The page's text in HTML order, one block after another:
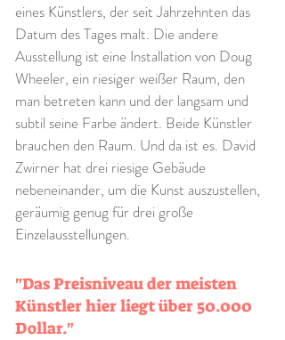
eines Künstlers, der seit Jahrzehnten das
Datum des Tages malt. Die andere
Ausstellung ist eine Installation von Doug
Wheeler, ein riesiger weißer Raum, den
man betreten kann und der langsam und
subtil seine Farbe ändert. Beide Künstler
brauchen den Raum. Und da ist es. David
Zwirner hat drei riesige Gebäude
nebeneinander, um die Kunst auszustellen,
geräumig genug für drei große
Einzelausstellungen.
"Das Preisniveau der meisten
Künstler hier liegt über 50.000
Dollar."